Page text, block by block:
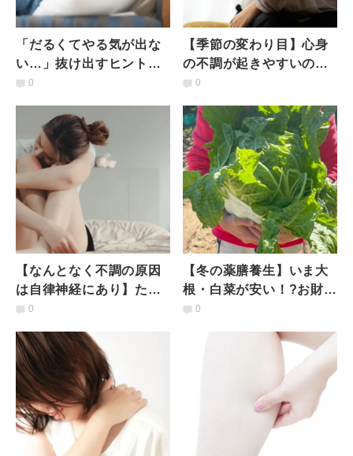
「だるくてやる気が出な
い…」抜け出すヒント！
アーユルヴェーダ的【や
0
【季節の変わり目】心身
の不調が起きやすいのは
なぜ？乱れやすい自律神
0
【なんとなく不調の原因
は自律神経にあり】たっ
た30秒！春バテに効く
ヨガ」
0
【冬の薬膳養生】いま大
根・白菜が安い！?お財布
に優しく身体にもいい
0